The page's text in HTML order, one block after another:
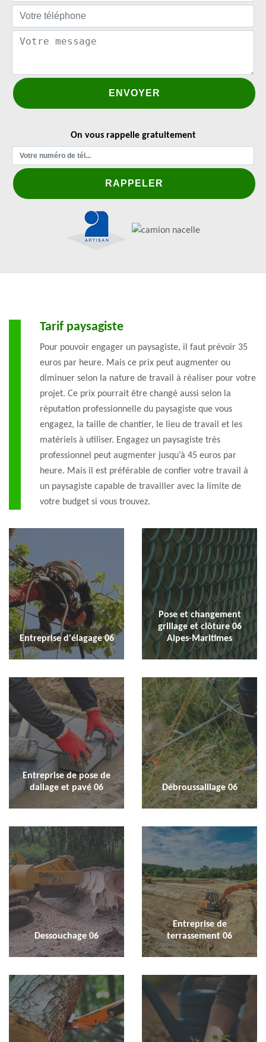
On vous rappelle gratuitement
Tarif paysagiste
Pour pouvoir engager un paysagiste, il faut prévoir 35
euros par heure. Mais ce prix peut augmenter ou
diminuer selon la nature de travail à réaliser pour votre
projet. Ce prix pourrait être changé aussi selon la
réputation professionnelle du paysagiste que vous
engagez, la taille de chantier, le lieu de travail et les
matériels à utiliser. Engagez un paysagiste très
professionnel peut augmenter jusqu’à 45 euros par
heure. Mais il est préférable de confier votre travail à
un paysagiste capable de travailler avec la limite de
votre budget si vous trouvez.
Entreprise d'élagage 06
Pose et changement
grillage et clôture 06
Alpes-Maritimes
Entreprise de pose de
dallage et pavé 06
Débroussaillage 06
Dessouchage 06
Entreprise de
terrassement 06